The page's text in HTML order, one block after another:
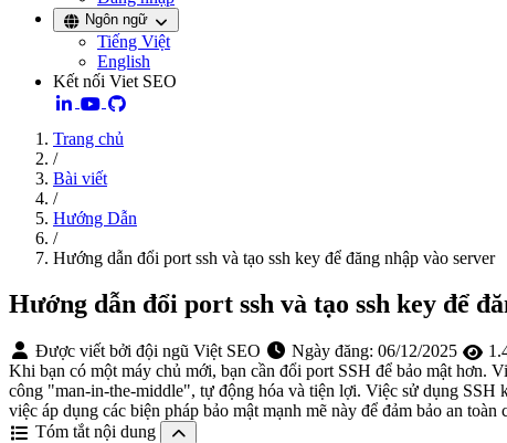
Ngôn ngữ
Tiếng Việt
English
Kết nối Viet SEO
Trang chủ
/
Bài viết
/
Hướng Dẫn
/
Hướng dẫn đổi port ssh và tạo ssh key để đăng nhập vào server
Hướng dẫn đổi port ssh và tạo ssh key để
Được viết bởi đội ngũ Việt SEO Ngày đăng: 06/12/2025
Khi bạn có một máy chủ mới, bạn cần đổi port SSH để bảo mật hơn.
công "man-in-the-middle", tự động hóa và tiện lợi. Việc sử dụng
việc áp dụng các biện pháp bảo mật mạnh mẽ này để đảm bảo an
Tóm tắt nội dung